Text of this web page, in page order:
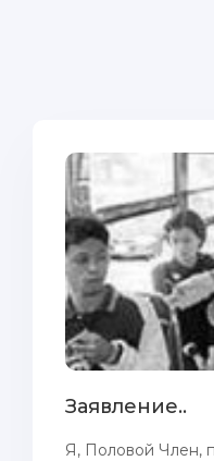
Заявление..
Я, Половой Член,